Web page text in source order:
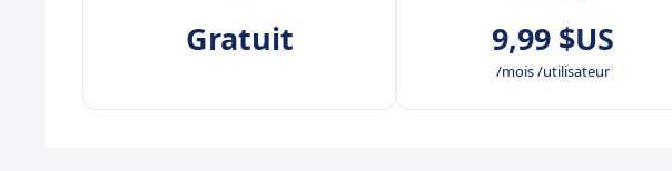
Gratuit 9,99 $US
/mois /utilisateur